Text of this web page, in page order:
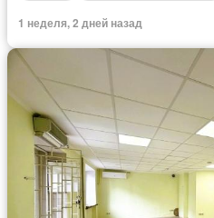
1 неделя, 2 дней назад